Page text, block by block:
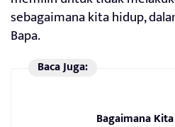
sebagaimana kita hidup,
Bapa.
Baca Juga:
Bagaimana